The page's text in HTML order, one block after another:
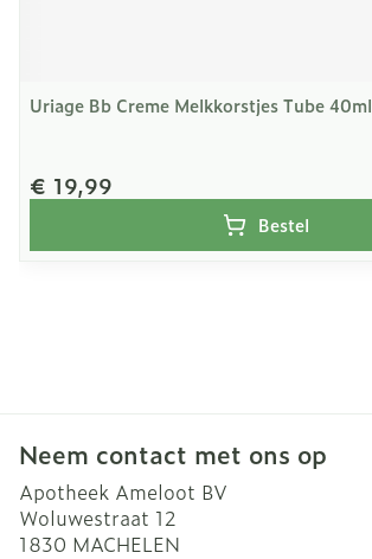
Uriage Bb Creme Melkkorstjes Tube 40ml
€ 19,99
Bestel
Neem contact met ons op
Apotheek Ameloot BV
Woluwestraat 12
1830 MACHELEN